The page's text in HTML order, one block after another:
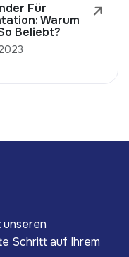
Für
Warum
Beliebt?
unseren
Schritt auf Ihrem